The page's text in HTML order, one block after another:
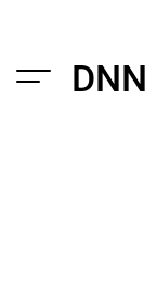
Menu